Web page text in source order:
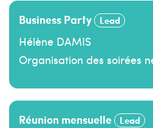
Business Party Lead
Hélène DAMIS
Organisation des soirées
Réunion mensuelle Lead